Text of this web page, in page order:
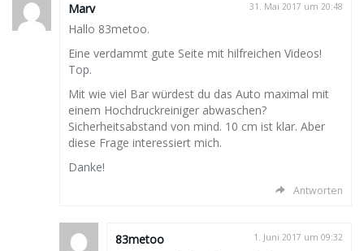
Marv 31. Mai 2017 um 20:48
Hallo 83metoo.
Eine verdammt gute Seite mit hilfreichen Videos!
Top.
Mit wie viel Bar würdest du das Auto maximal mit
einem Hochdruckreiniger abwaschen?
Sicherheitsabstand von mind. 10 cm ist klar. Aber
diese Frage interessiert mich.
Danke!
Antworten
83metoo 1. Juni 2017 um 09:32